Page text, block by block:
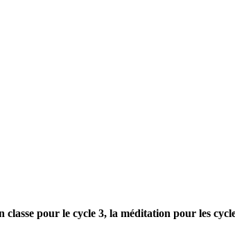
pour le cycle 3, la méditation pour les